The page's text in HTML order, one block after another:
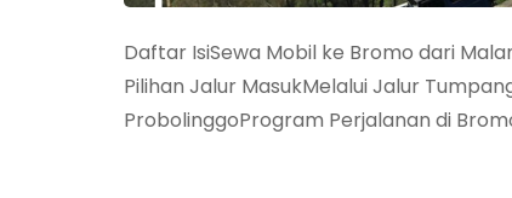
Daftar IsiSewa Mobil ke Bromo dari
Pilihan Jalur MasukMelalui Jalur
ProbolinggoProgram Perjalanan di